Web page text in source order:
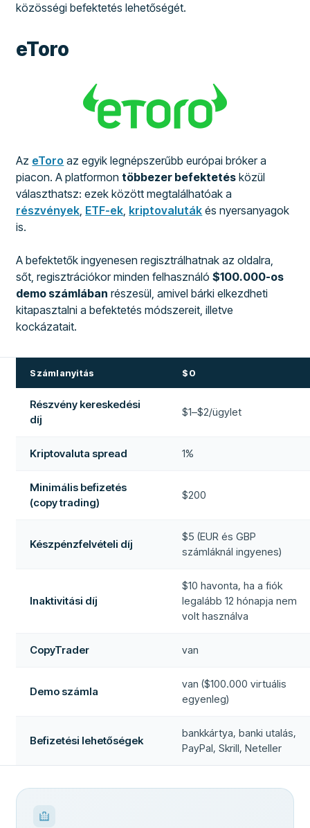
közösségi befektetés lehetőségét.
eToro
Az eToro az egyik legnépszerűbb európai bróker a
piacon. A platformontöbbezer befektetés közül
választhatsz: ezek között megtalálhatóak a
részvények, ETF-ek, kriptovaluták és nyersanyagok
is.
A befektetők ingyenesen regisztrálhatnak az oldalra,
sőt, regisztrációkor minden felhasználó$100.000-os
demo számlában részesül, amivel bárki elkezdheti
kitapasztalni a befektetés módszereit, illetve
kockázatait.
Számlanyitás $0
Részvény kereskedési
díj
$1–$2/ügylet
Kriptovaluta spread 1%
Minimális befizetés
(copy trading)
$200
Készpénzfelvételi díj
$5 (EUR és GBP
számláknál ingyenes)
Inaktivitási díj
$10 havonta, ha a fiók
legalább 12 hónapja nem
volt használva
CopyTrader van
Demo számla
van ($100.000 virtuális
egyenleg)
Befizetési lehetőségek
bankkártya, banki utalás,
PayPal, Skrill, Neteller